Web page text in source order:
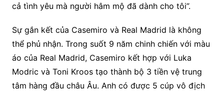
cả tình yêu mà người hâm mộ đã dành cho tôi”.
Sự gắn kết của Casemiro và Real Madrid là không
thể phủ nhận. Trong suốt 9 năm chinh chiến với màu
áo của Real Madrid, Casemiro kết hợp với Luka
Modric và Toni Kroos tạo thành bộ 3 tiền vệ trung
tâm hàng đầu châu Âu. Anh có được 5 cúp vô địch